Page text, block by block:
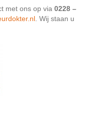
met ons op via 0228 –
. Wij staan u